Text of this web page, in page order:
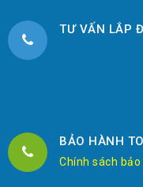
TƯ VẤN LẮP
BẢO HÀNH
Chính sách